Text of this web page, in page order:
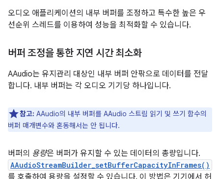
오디오 애플리케이션의 내부 버퍼를 조정하고 특수한 높은 우
선순위 스레드를 이용하여 성능을 최적화할 수 있습니다.
버퍼 조정을 통한 지연 시간 최소화
AAudio는 유지관리 대상인 내부 버퍼 안팎으로 데이터를 전달
합니다. 내부 버퍼는 각 오디오 기기당 하나입니다.
참고: AAudio의 내부 버퍼를 AAudio 스트림 읽기 및 쓰기 함수의
버퍼 매개변수와 혼동해서는 안 됩니다.
버퍼의 용량은 버퍼가 유지할 수 있는 데이터의 총량입니다.
AAudioStreamBuilder_setBufferCapacityInFrames()